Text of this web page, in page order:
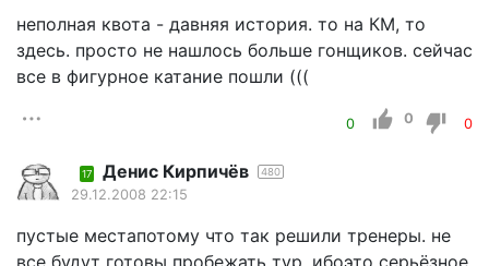
неполная квота - давняя история. то на КМ, то
здесь. просто не нашлось больше гонщиков. сейчас
все в фигурное катание пошли (((
0 0 0
17 Денис Кирпичёв 480
29.12.2008 22:15
пустые местапотому что так решили тренеры. не